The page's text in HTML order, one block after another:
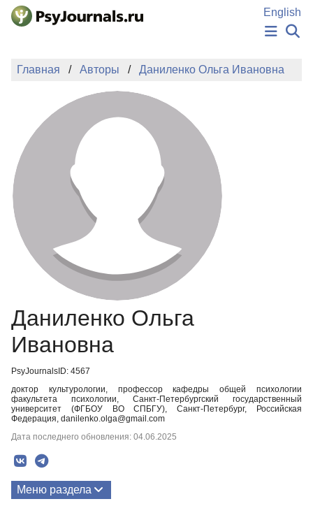
Перейти к основному содержанию
English
НОВОСТИ
АВТОРЫ
ПОДАТЬ РУКОПИСЬ
БАЗА ЗНАНИЙ
КЛЮЧЕВЫЕ СЛОВА
Регистрация
Главная Авторы Даниленко Ольга Ивановна
Даниленко Ольга
Ивановна
PsyJournalsID: 4567
доктор культурологии, профессор кафедры общей психологии
факультета психологии, Санкт-Петербургский государственный
университет (ФГБОУ ВО СПБГУ), Санкт-Петербург, Российская
Федерация, danilenko.olga@gmail.com
Дата последнего обновления: 04.06.2025
Меню раздела